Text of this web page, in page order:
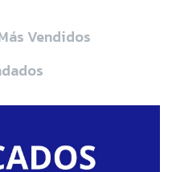
Vendidos